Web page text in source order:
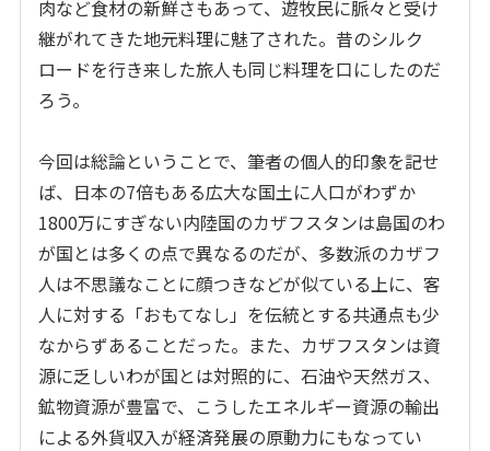
肉など食材の新鮮さもあって、遊牧民に脈々と受け
継がれてきた地元料理に魅了された。昔のシルク
ロードを行き来した旅人も同じ料理を口にしたのだ
ろう。
今回は総論ということで、筆者の個人的印象を記せ
ば、日本の7倍もある広大な国土に人口がわずか
1800万にすぎない内陸国のカザフスタンは島国のわ
が国とは多くの点で異なるのだが、多数派のカザフ
人は不思議なことに顔つきなどが似ている上に、客
人に対する「おもてなし」を伝統とする共通点も少
なからずあることだった。また、カザフスタンは資
源に乏しいわが国とは対照的に、石油や天然ガス、
鉱物資源が豊富で、こうしたエネルギー資源の輸出
による外貨収入が経済発展の原動力にもなってい